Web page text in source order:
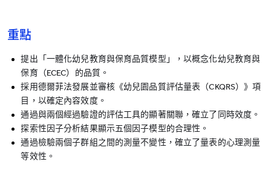
重點
提出「一體化幼兒教育與保育品質模型」，以概念化幼兒教育與
保育（ECEC）的品質。
採用德爾菲法發展並審核《幼兒園品質評估量表（CKQRS）》項
目，以確定內容效度。
通過與兩個經過驗證的評估工具的顯著關聯，確立了同時效度。
探索性因子分析結果顯示五個因子模型的合理性。
通過檢驗兩個子群組之間的測量不變性，確立了量表的心理測量
等效性。